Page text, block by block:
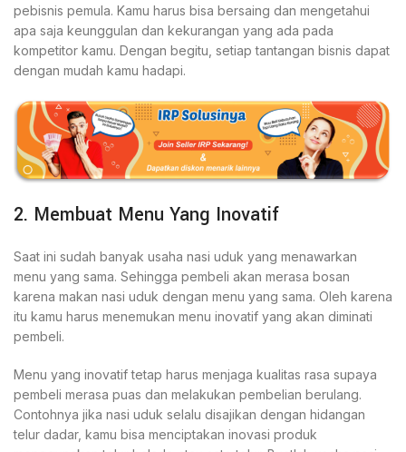
pebisnis pemula. Kamu harus bisa bersaing dan mengetahui
apa saja keunggulan dan kekurangan yang ada pada
kompetitor kamu. Dengan begitu, setiap tantangan bisnis dapat
dengan mudah kamu hadapi.
2. Membuat Menu Yang Inovatif
Saat ini sudah banyak usaha nasi uduk yang menawarkan
menu yang sama. Sehingga pembeli akan merasa bosan
karena makan nasi uduk dengan menu yang sama. Oleh karena
itu kamu harus menemukan menu inovatif yang akan diminati
pembeli.
Menu yang inovatif tetap harus menjaga kualitas rasa supaya
pembeli merasa puas dan melakukan pembelian berulang.
Contohnya jika nasi uduk selalu disajikan dengan hidangan
telur dadar, kamu bisa menciptakan inovasi produk